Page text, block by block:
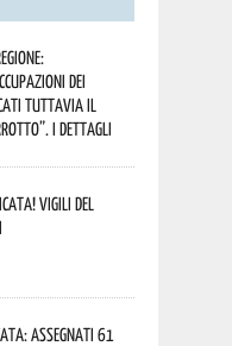
dei
tuttavia il
I dettagli
Vigili del
assegnati 61